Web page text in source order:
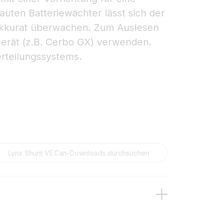
Batteriewächter lässt sich der
überwachen. Zum Auslesen
(z.B. Cerbo GX) verwenden.